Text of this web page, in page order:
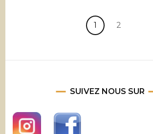
119,00 €.
99,00 €.
1 2
SUIVEZ NOUS SUR